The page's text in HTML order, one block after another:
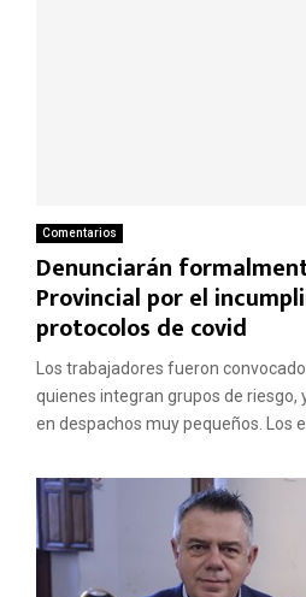
Comentarios
Denunciarán
Provincial por el
protocolos de covid
Los trabajadores fueron
quienes integran grupos de riesgo,
en despachos muy pequeños. Los